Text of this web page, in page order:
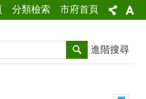
分類檢索 市府首頁
搜尋 進階搜尋